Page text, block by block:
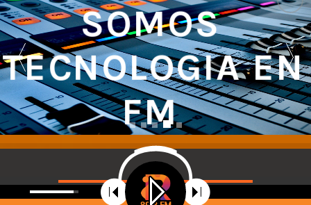
SOMOS
TECNOLOGIA EN
FM
NUESTRA SEÑAL CUBRE LA REGIÓN CENTRO DEL ECUADOR